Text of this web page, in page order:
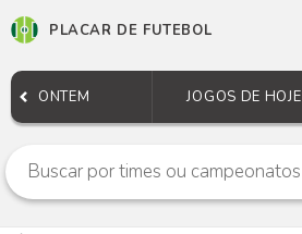
PLACAR DE FUTEBOL
ONTEM JOGOS DE HOJE